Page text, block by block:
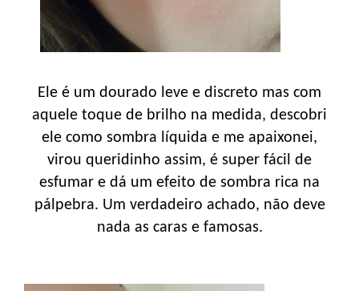
Ele é um dourado leve e discreto mas com
aquele toque de brilho na medida, descobri
ele como sombra líquida e me apaixonei,
virou queridinho assim, é super fácil de
esfumar e dá um efeito de sombra rica na
pálpebra. Um verdadeiro achado, não deve
nada as caras e famosas.